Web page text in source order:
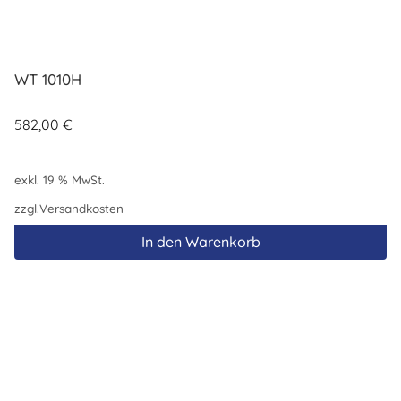
WT 1010H
582,00 €
exkl. 19 % MwSt.
zzgl.Versandkosten
In den Warenkorb